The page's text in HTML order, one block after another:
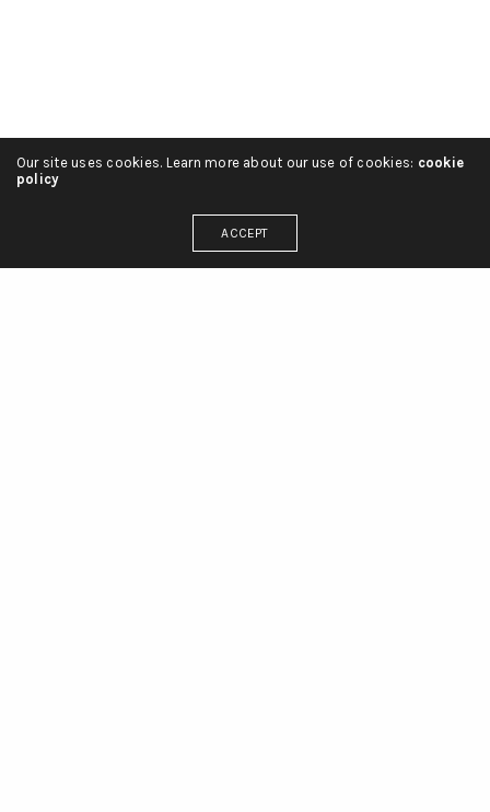
Our site uses cookies. Learn more about our use of cookies: cookie
policy
ACCEPT